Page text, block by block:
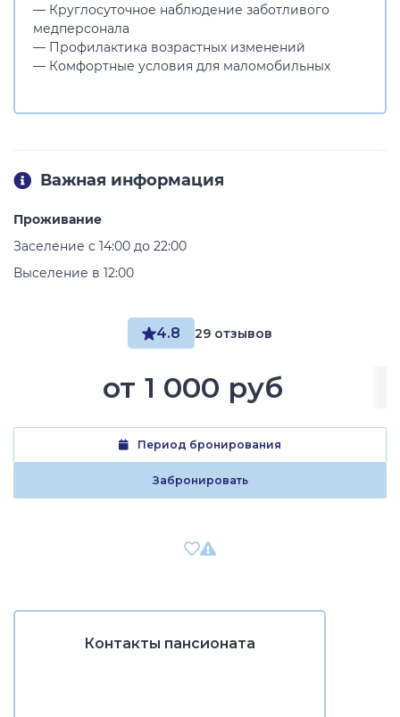
— Круглосуточное наблюдение заботливого
медперсонала
— Профилактика возрастных изменений
— Комфортные условия для маломобильных
4.8 29 отзывов
от 1 000 руб
Период бронирования
Забронировать
Важная информация
Проживание
Заселение с 14:00 до 22:00
Выселение в 12:00
Контакты пансионата